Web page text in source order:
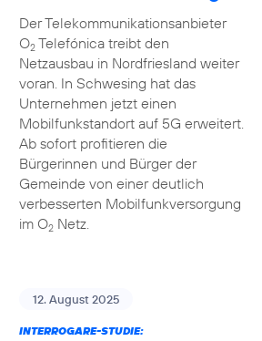
Der Telekommunikationsanbieter
O2Telefónica treibt den
Netzausbau in Nordfriesland weiter
voran. In Schwesing hat das
Unternehmen jetzt einen
Mobilfunkstandort auf 5G erweitert.
Ab sofort profitieren die
Bürgerinnen und Bürger der
Gemeinde von einer deutlich
verbesserten Mobilfunkversorgung
im O2Netz.
12. August 2025
INTERROGARE-STUDIE: